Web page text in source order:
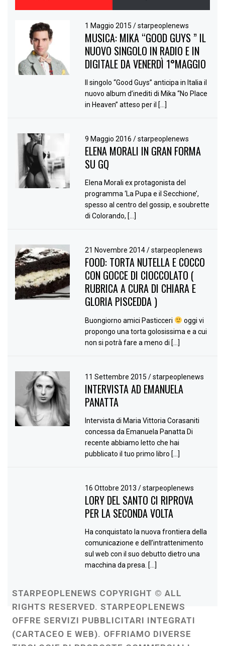
1 Maggio 2015/ starpeoplenews
MUSICA: MIKA “GOOD GUYS ” IL
NUOVO SINGOLO IN RADIO E IN
DIGITALE DA VENERDÌ 1°MAGGIO
Il singolo “Good Guys” anticipa in Italia il
nuovo album d’inediti di Mika “No Place
in Heaven” atteso per il […]
9 Maggio 2016/ starpeoplenews
ELENA MORALI IN GRAN FORMA
SU GQ
Elena Morali ex protagonista del
programma ‘La Pupa e il Secchione’,
spesso al centro del gossip, e soubrette
di Colorando, […]
21 Novembre 2014/ starpeoplenews
FOOD: TORTA NUTELLA E COCCO
CON GOCCE DI CIOCCOLATO (
RUBRICA A CURA DI CHIARA E
GLORIA PISCEDDA )
Buongiorno amici Pasticceri
oggi vi
propongo una torta golosissima e a cui
non si potrà fare a meno di […]
11 Settembre 2015/ starpeoplenews
INTERVISTA AD EMANUELA
PANATTA
Intervista di Maria Vittoria Corasaniti
concessa da Emanuela Panatta Di
recente abbiamo letto che hai
pubblicato il tuo primo libro […]
16 Ottobre 2013/ starpeoplenews
LORY DEL SANTO CI RIPROVA
PER LA SECONDA VOLTA
Ha conquistato la nuova frontiera della
comunicazione e dell’intrattenimento
sul web con il suo debutto dietro una
macchina da presa. […]
STARPEOPLENEWS COPYRIGHT © ALL
RIGHTS RESERVED. STARPEOPLENEWS
OFFRE SERVIZI PUBBLICITARI INTEGRATI
(CARTACEO E WEB). OFFRIAMO DIVERSE